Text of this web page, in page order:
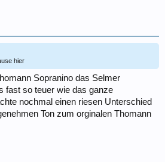
hier
Sopranino das Selmer
fast so teuer wie das ganze
nochmal einen riesen Unterschied
Ton zum orginalen Thomann